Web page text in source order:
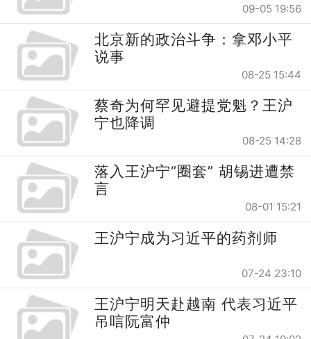
09-05 19:56
北京新的政治斗争：拿邓小平
说事
08-25 15:44
蔡奇为何罕见避提党魁？王沪
宁也降调
08-25 14:28
落入王沪宁“圈套” 胡锡进遭禁
言
08-01 15:21
王沪宁成为习近平的药剂师
07-24 23:10
王沪宁明天赴越南 代表习近平
吊唁阮富仲